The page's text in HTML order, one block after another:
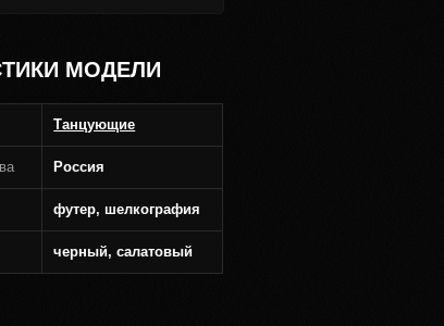
МОДЕЛИ
Танцующие
Россия
футер, шелкография
черный, салатовый